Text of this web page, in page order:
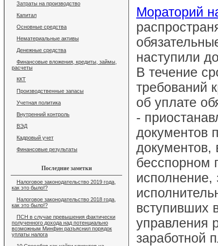
Затраты на производство
Капитал
Основные средства
Нематериальные активы
Денежные средства
Финансовые вложения, кредиты, займы,
расчеты
ККТ
Производственные запасы
Учетная политика
Внутренний контроль
ВЭД
Кадровый учет
Финансовые результаты
Последние заметки
Налоговое законодательство 2019 года,
как это было!?
Налоговое законодательство 2018 года,
как это было!?
ПСН в случае превышения фактически
полученного дохода над потенциально
возможным Минфин разъяснил порядок
уплаты налога
Мораторий
наступили
В течение
требований
об уплате
-
документов
документов,
бесспорном
исполнение,
вступивших
управления
заработной